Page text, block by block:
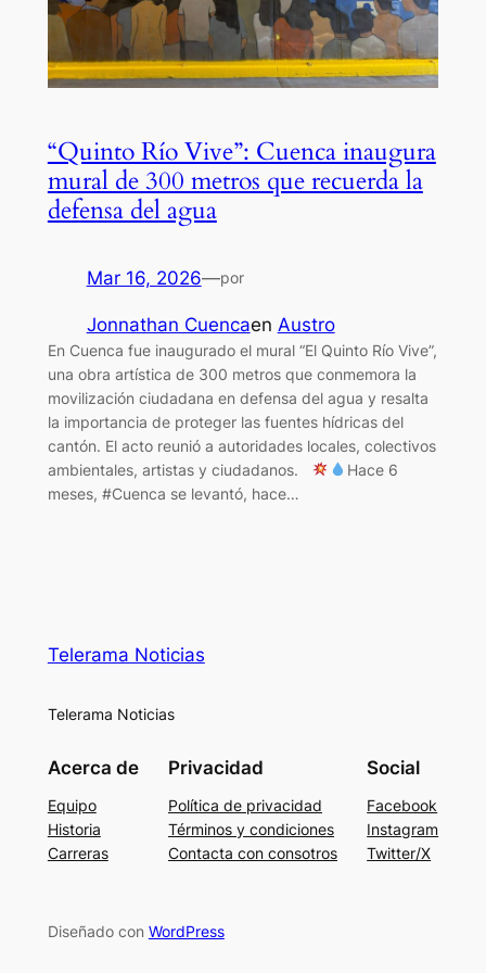
“Quinto Río Vive”: Cuenca inaugura
mural de 300 metros que recuerda la
defensa del agua
Mar 16, 2026—por
Jonnathan Cuencaen Austro
En Cuenca fue inaugurado el mural “El Quinto Río Vive”,
una obra artística de 300 metros que conmemora la
movilización ciudadana en defensa del agua y resalta
la importancia de proteger las fuentes hídricas del
cantón. El acto reunió a autoridades locales, colectivos
ambientales, artistas y ciudadanos.
Hace 6
meses, #Cuenca se levantó, hace…
Telerama Noticias
Telerama Noticias
Acerca de
Equipo
Historia
Carreras
Privacidad
Política de privacidad
Términos y condiciones
Contacta con consotros
Social
Facebook
Instagram
Twitter/X
Diseñado con WordPress